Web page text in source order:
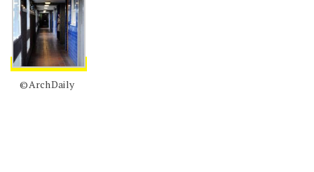
©ArchDaily